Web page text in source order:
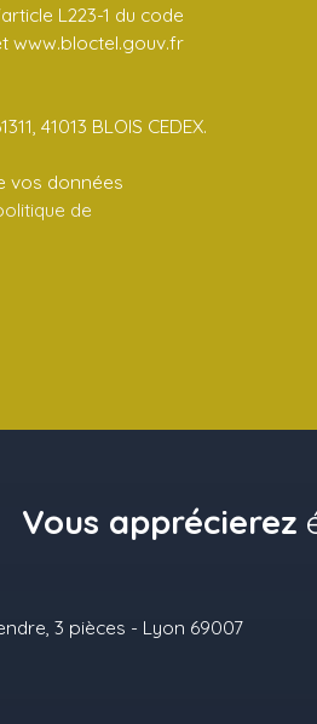
L223-1 du code
www.bloctel.gouv.fr
41013 BLOIS CEDEX.
vos données
de
Vous apprécierez